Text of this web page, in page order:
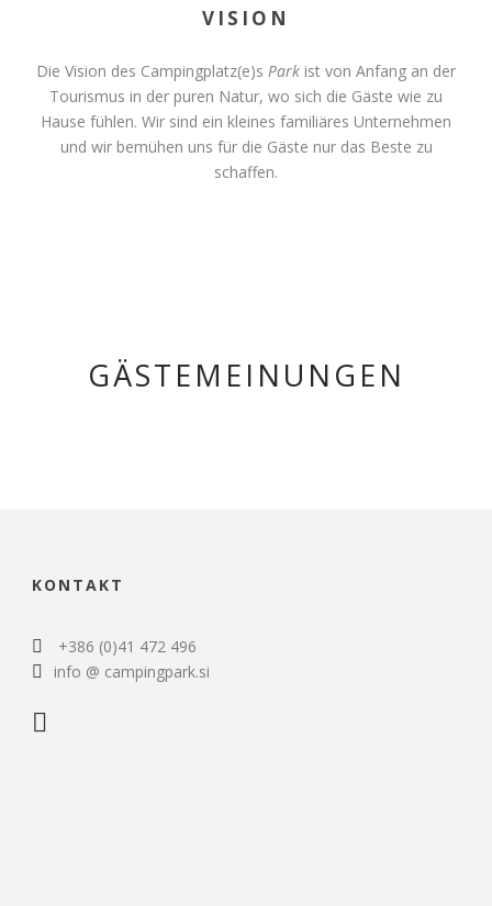
VISION
Die Vision des Campingplatz(e)s Park ist von Anfang an der
Tourismus in der puren Natur, wo sich die Gäste wie zu
Hause fühlen. Wir sind ein kleines familiäres Unternehmen
und wir bemühen uns für die Gäste nur das Beste zu
schaffen.
GÄSTEMEINUNGEN
KONTAKT
+386 (0)41 472 496
info @ campingpark.si